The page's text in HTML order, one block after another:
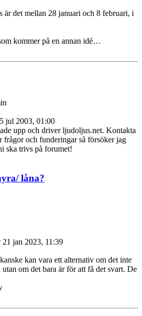
är det mellan 28 januari och 8 februari, i
kommer på en annan idé…
jul 2003, 01:00
upp och driver ljudoljus.net. Kontakta
frågor och funderingar så försöker jag
ska trivs på forumet!
låna?
21 jan 2023, 11:39
kan vara ett alternativ om det inte
utan om det bara är för att få det svart. De